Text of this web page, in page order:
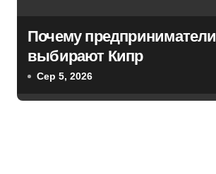
Почему предприниматели
выбирают Кипр
Сер 5, 2026